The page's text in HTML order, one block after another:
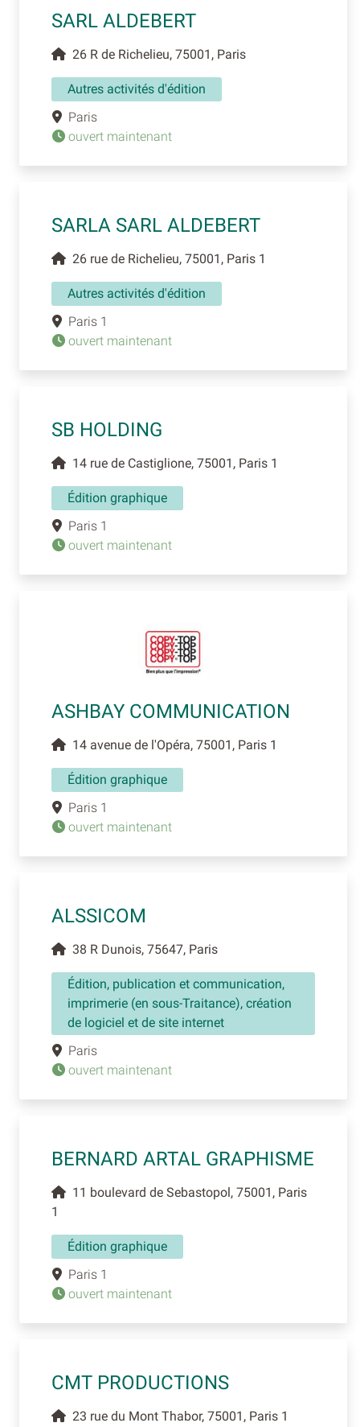
SARL ALDEBERT
26 R de Richelieu, 75001, Paris
Autres activités d'édition
Paris
ouvert maintenant
SARLA SARL ALDEBERT
26 rue de Richelieu, 75001, Paris 1
Autres activités d'édition
Paris 1
ouvert maintenant
SB HOLDING
14 rue de Castiglione, 75001, Paris 1
Édition graphique
Paris 1
ouvert maintenant
ASHBAY COMMUNICATION
14 avenue de l'Opéra, 75001, Paris 1
Édition graphique
Paris 1
ouvert maintenant
ALSSICOM
38 R Dunois, 75647, Paris
Édition, publication et communication,
imprimerie (en sous-Traitance), création
de logiciel et de site internet
Paris
ouvert maintenant
BERNARD ARTAL GRAPHISME
11 boulevard de Sebastopol, 75001, Paris
1
Édition graphique
Paris 1
ouvert maintenant
CMT PRODUCTIONS
23 rue du Mont Thabor, 75001, Paris 1